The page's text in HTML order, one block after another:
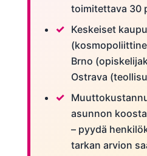
toimitettava 30
Keskeiset
Brno
Ostrava
asunnon
– pyydä
tarkan arvion